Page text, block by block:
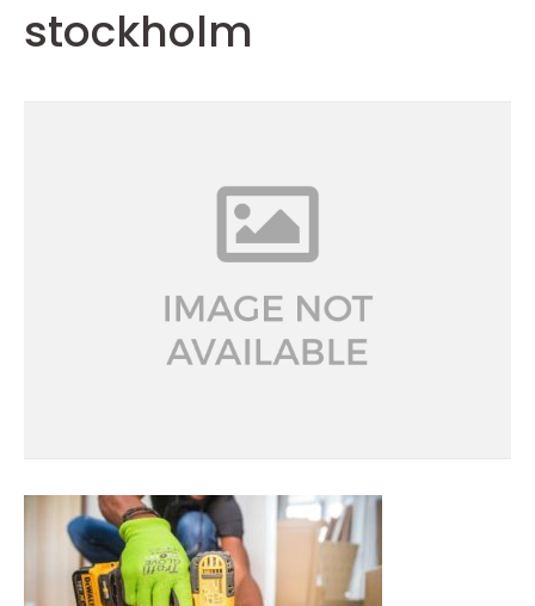
stockholm